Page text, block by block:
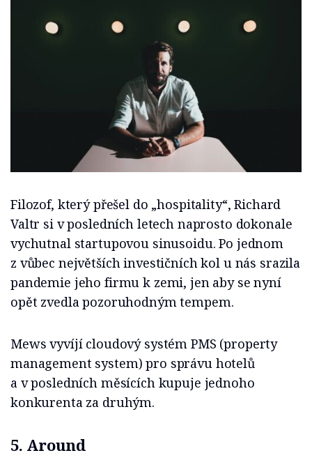
Filozof, který přešel do „hospitality“, Richard
Valtr si v posledních letech naprosto dokonale
vychutnal startupovou sinusoidu. Po jednom
z vůbec největších investičních kol u nás srazila
pandemie jeho firmu k zemi, jen aby se nyní
opět zvedla pozoruhodným tempem.
Mews vyvíjí cloudový systém PMS (property
management system) pro správu hotelů
a v posledních měsících kupuje jednoho
konkurenta za druhým.
5. Around